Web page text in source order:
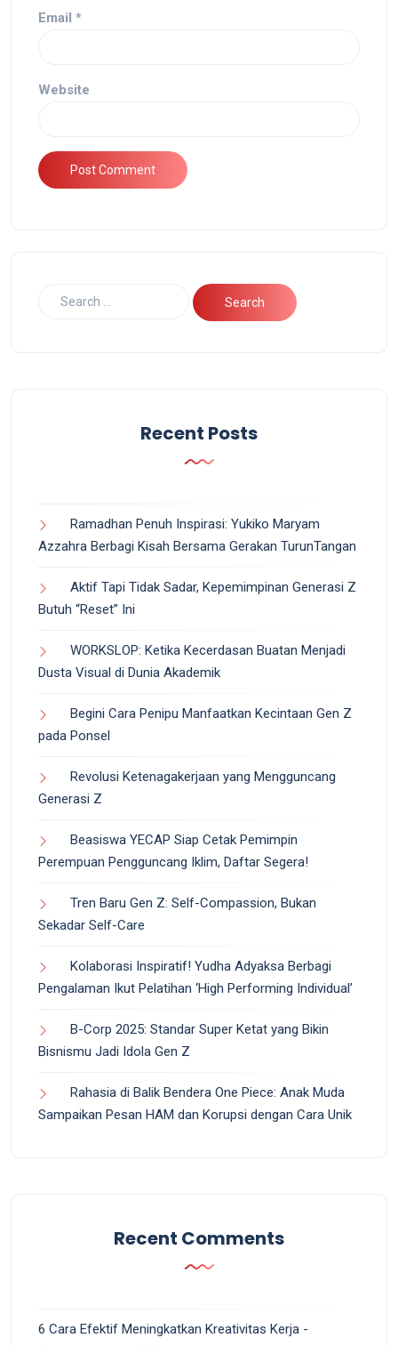
Email *
Website
Recent Posts
Ramadhan Penuh Inspirasi: Yukiko Maryam
Azzahra Berbagi Kisah Bersama Gerakan TurunTangan
Aktif Tapi Tidak Sadar, Kepemimpinan Generasi Z
Butuh “Reset” Ini
WORKSLOP: Ketika Kecerdasan Buatan Menjadi
Dusta Visual di Dunia Akademik
Begini Cara Penipu Manfaatkan Kecintaan Gen Z
pada Ponsel
Revolusi Ketenagakerjaan yang Mengguncang
Generasi Z
Beasiswa YECAP Siap Cetak Pemimpin
Perempuan Pengguncang Iklim, Daftar Segera!
Tren Baru Gen Z: Self-Compassion, Bukan
Sekadar Self-Care
Kolaborasi Inspiratif! Yudha Adyaksa Berbagi
Pengalaman Ikut Pelatihan ‘High Performing Individual’
B-Corp 2025: Standar Super Ketat yang Bikin
Bisnismu Jadi Idola Gen Z
Rahasia di Balik Bendera One Piece: Anak Muda
Sampaikan Pesan HAM dan Korupsi dengan Cara Unik
Recent Comments
6 Cara Efektif Meningkatkan Kreativitas Kerja -